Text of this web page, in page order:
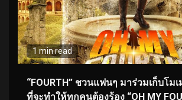
1 min read
“FOURTH” ชวนแฟนๆ มาร่วมเก็บโม
ที่จะทำให้ทุกคนต้องร้อง “OH MY